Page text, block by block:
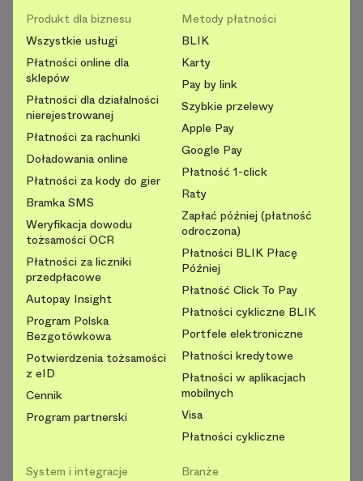
Produkt dla biznesu
Wszystkie usługi
Płatności online dla
sklepów
Płatności dla działalności
nierejestrowanej
Płatności za rachunki
Doładowania online
Płatności za kody do gier
Bramka SMS
Weryfikacja dowodu
tożsamości OCR
Płatności za liczniki
przedpłacowe
Autopay Insight
Program Polska
Bezgotówkowa
Potwierdzenia tożsamości
z eID
Cennik
Program partnerski
Metody płatności
BLIK
Karty
Pay by link
Szybkie przelewy
Apple Pay
Google Pay
Płatność 1-click
Raty
Zapłać później (płatność
odroczona)
Płatności BLIK Płacę
Później
Płatność Click To Pay
Płatności cykliczne BLIK
Portfele elektroniczne
Płatności kredytowe
Płatności w aplikacjach
mobilnych
Visa
Płatności cykliczne
System i integracje
Branże